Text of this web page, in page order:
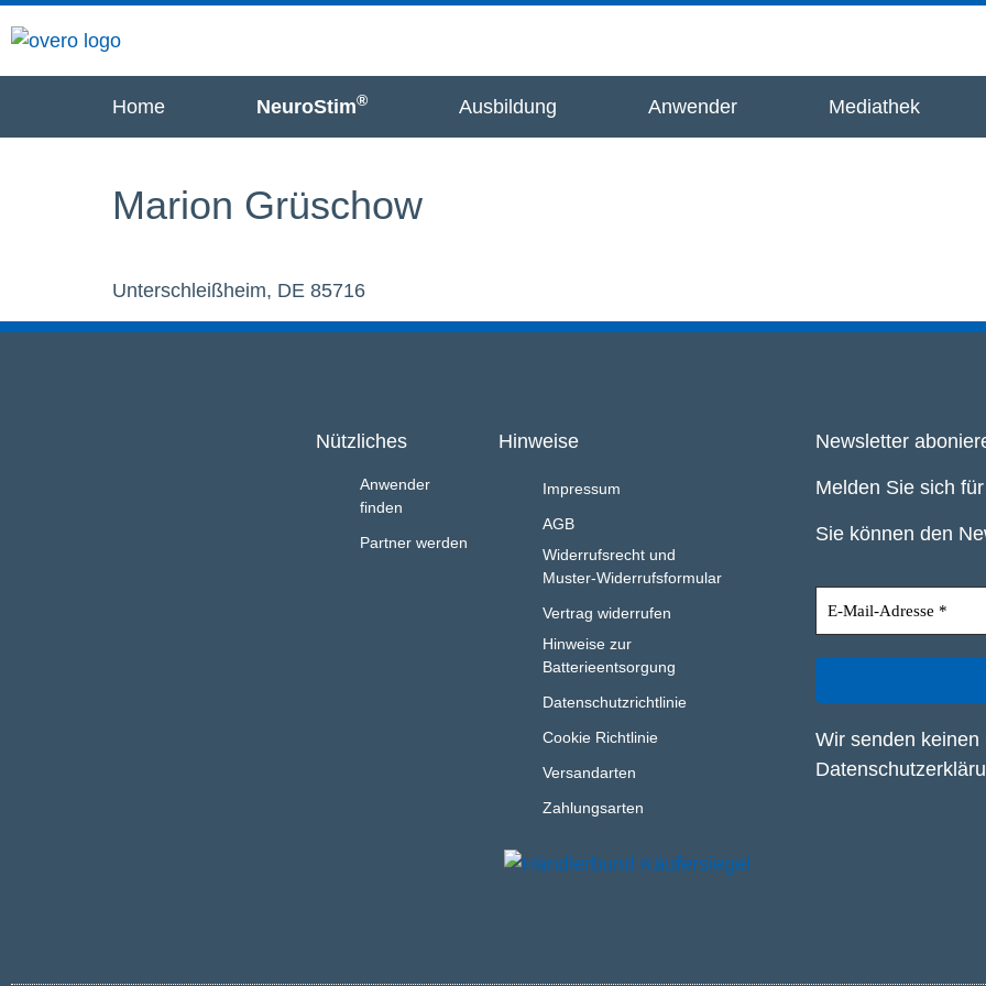
Home NeuroStim® Ausbildung Anwender Mediathek
Marion Grüschow
Unterschleißheim, DE 85716
Nützliches
Anwender
finden
Partner werden
Hinweise
Impressum
AGB
Widerrufsrecht und
Muster-Widerrufsformular
Vertrag widerrufen
Hinweise zur
Batterieentsorgung
Datenschutzrichtlinie
Cookie Richtlinie
Versandarten
Zahlungsarten
Newsletter
Melden Sie sich
Sie können den
Wir senden